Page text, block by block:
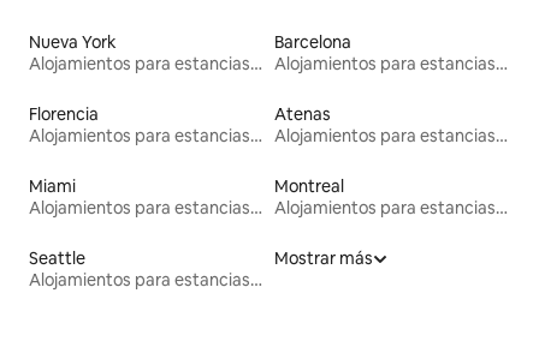
Nueva York
Alojamientos para estancias largas
Barcelona
Alojamientos para estancias largas
Florencia
Alojamientos para estancias largas
Atenas
Alojamientos para estancias largas
Miami
Alojamientos para estancias largas
Montreal
Alojamientos para estancias largas
Seattle
Alojamientos para estancias largas
Mostrar más